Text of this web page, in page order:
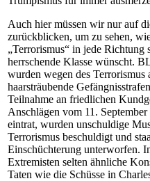
Auch hier müssen wir nur auf
zurückblicken, um zu sehen,
„Terrorismus“ in jede Richtung
herrschende Klasse wünscht.
wurden wegen des Terrorismus
haarsträubende
Teilnahme an friedlichen
Anschlägen vom 11.
eintrat, wurden unschuldige
Terrorismus beschuldigt und
Einschüchterung unterworfen.
Extremisten selten ähnliche
Taten wie die Schüsse in